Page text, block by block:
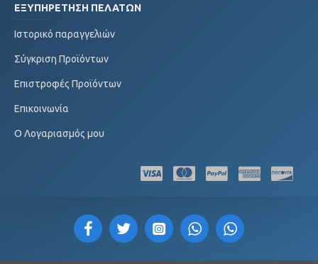
ΕΞΥΠΗΡΈΤΗΣΗ ΠΕΛΑΤΏΝ
Ιστορικό παραγγελιών
Σύγκριση Προϊόντων
Επιστροφές Προϊόντων
Επικοινωνία
O Λογαριασμός μου